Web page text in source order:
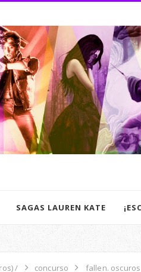
SAGAS LAUREN KATE
/ concurso fallen. oscuros